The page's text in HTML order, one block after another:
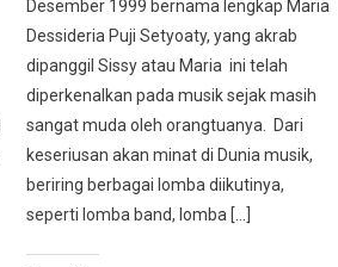
Desember 1999 bernama lengkap Maria
Dessideria Puji Setyoaty, yang akrab
dipanggil Sissy atau Maria ini telah
diperkenalkan pada musik sejak masih
sangat muda oleh orangtuanya. Dari
keseriusan akan minat di Dunia musik,
beriring berbagai lomba diikutinya,
seperti lomba band, lomba […]